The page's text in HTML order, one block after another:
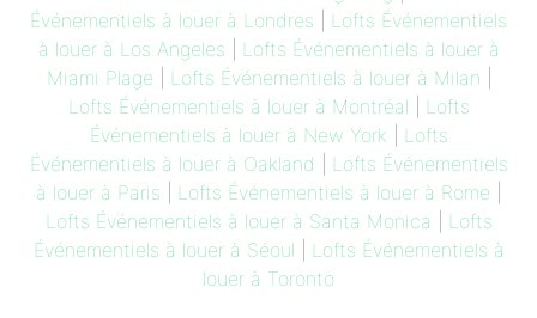
Événementiels à louer à Londres
Lofts Événementiels
à louer à Los Angeles
Lofts Événementiels à louer à
Miami Plage
Lofts Événementiels à louer à Milan
Lofts Événementiels à louer à Montréal
Lofts
Événementiels à louer à New York
Lofts
Événementiels à louer à Oakland
Lofts Événementiels
à louer à Paris
Lofts Événementiels à louer à Rome
Lofts Événementiels à louer à Santa Monica
Lofts
Événementiels à louer à Séoul
Lofts Événementiels à
louer à Toronto